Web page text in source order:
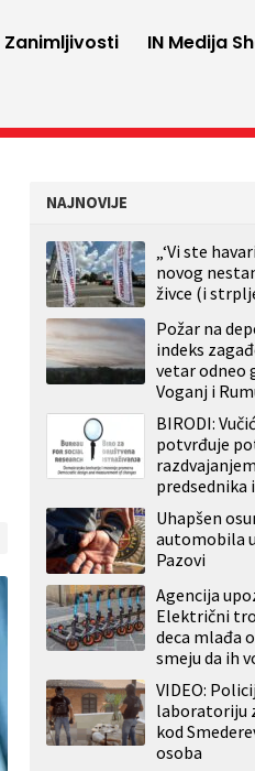
Zanimljivosti
IN Medija
NAJNOVIJE
„‘Vi ste
novog
živce (i
Požar na
indeks
vetar odneo
Voganj i
BIRODI:
potvrđuje
predsednika
Uhapšen
automobila
Pazovi
Agencija
Električni
deca mlađa
smeju da ih
VIDEO:
laboratoriju
kod
osoba